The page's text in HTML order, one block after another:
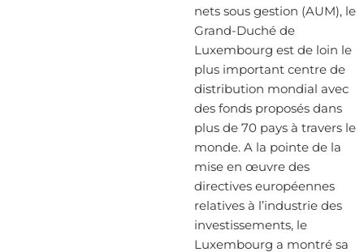
nets sous gestion (AUM), le
Grand-Duché de
Luxembourg est de loin le
plus important centre de
distribution mondial avec
des fonds proposés dans
plus de 70 pays à travers le
monde. A la pointe de la
mise en œuvre des
directives européennes
relatives à l’industrie des
investissements, le
Luxembourg a montré sa